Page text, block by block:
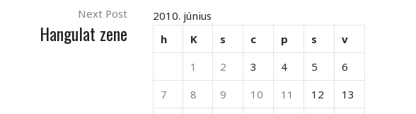
Next Post
Hangulat zene
2010. június
h
K s c p s
v
1
2 3 4 5
6
7
8 9 10 11 12
13